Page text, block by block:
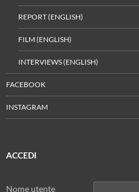
REPORT (ENGLISH)
FILM (ENGLISH)
INTERVIEWS (ENGLISH)
FACEBOOK
INSTAGRAM
ACCEDI
Nome utente